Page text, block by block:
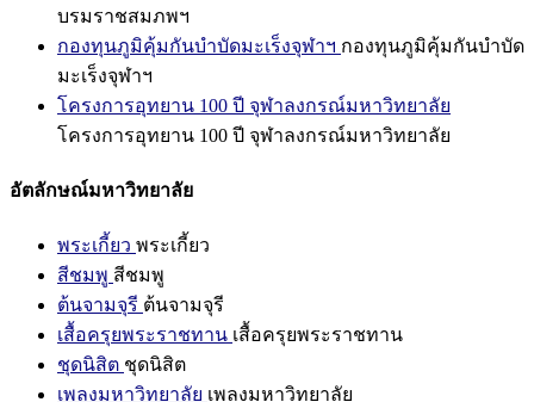
บรมราชสมภพฯ
กองทุนภูมิคุ้มกันบำบัดมะเร็งจุฬาฯ กองทุนภูมิคุ้มกันบำบัด
มะเร็งจุฬาฯ
โครงการอุทยาน 100 ปี จุฬาลงกรณ์มหาวิทยาลัย
โครงการอุทยาน 100 ปี จุฬาลงกรณ์มหาวิทยาลัย
อัตลักษณ์มหาวิทยาลัย
พระเกี้ยว พระเกี้ยว
สีชมพู สีชมพู
ต้นจามจุรี ต้นจามจุรี
เสื้อครุยพระราชทาน เสื้อครุยพระราชทาน
ชุดนิสิต ชุดนิสิต
เพลงมหาวิทยาลัย เพลงมหาวิทยาลัย